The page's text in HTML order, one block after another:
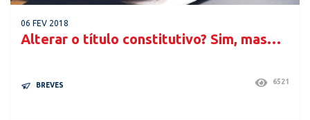
06 FEV 2018
Alterar o título constitutivo? Sim, mas…
BREVES 6521